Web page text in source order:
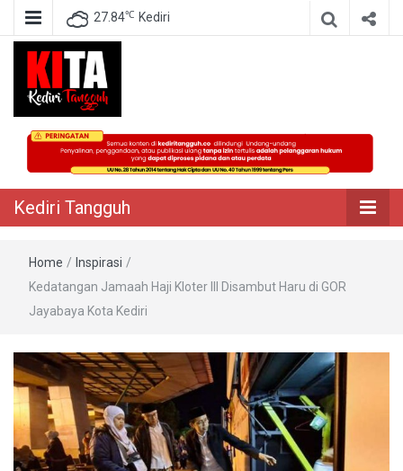
27.84℃ Kediri
Kediri Tangguh
Berita Akurat Terpercaya
Kediri Tangguh
Home / Inspirasi /
Kedatangan Jamaah Haji Kloter III Disambut Haru di GOR
Jayabaya Kota Kediri